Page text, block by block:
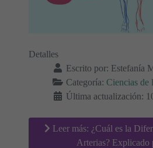
Detalles
Escrito por: Estefanía
Categoría: Ciencias de
Última actualización:
Leer más: ¿Cuál es la
Arterias? Explicado